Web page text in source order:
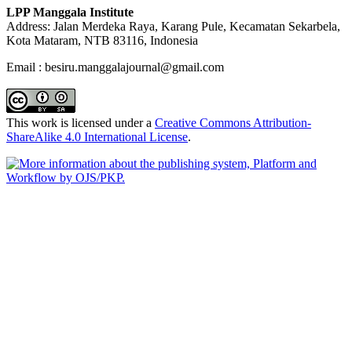
LPP Manggala Institute
Address: Jalan Merdeka Raya, Karang Pule, Kecamatan Sekarbela,
Kota Mataram, NTB 83116, Indonesia
Email : besiru.manggalajournal@gmail.com
This work is licensed under a Creative Commons Attribution-
ShareAlike 4.0 International License.